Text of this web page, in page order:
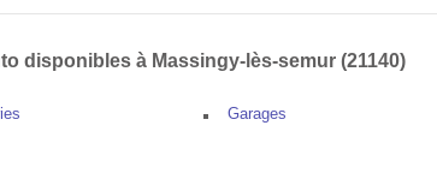
disponibles à Massingy-lès-semur (21140)
Garages